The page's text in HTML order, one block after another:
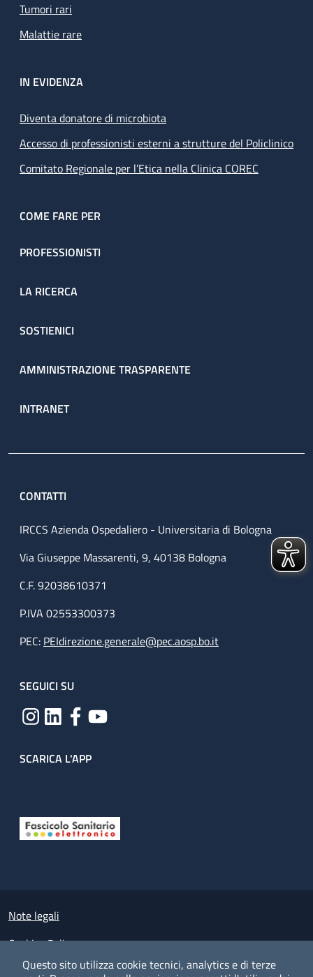
Questo sito utilizza cookie tecnici, analytics e di terze
Tumori rari
Malattie rare
IN EVIDENZA
Diventa donatore di microbiota
Accesso di professionisti esterni a strutture del Policlinico
Comitato Regionale per l’Etica nella Clinica COREC
COME FARE PER
PROFESSIONISTI
LA RICERCA
SOSTIENICI
AMMINISTRAZIONE TRASPARENTE
INTRANET
CONTATTI
IRCCS Azienda Ospedaliero - Universitaria di Bologna
Via Giuseppe Massarenti, 9, 40138 Bologna
C.F. 92038610371
P.IVA 02553300373
PEC: PEIdirezione.generale@pec.aosp.bo.it
SEGUICI SU
SCARICA L'APP
Small prints
Note legali
Cookies Policy
Policy privacy e protezione del dato personale